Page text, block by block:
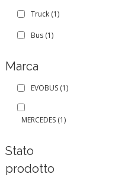
Truck (1)
Bus (1)
Marca
EVOBUS (1)
MERCEDES (1)
Stato
prodotto